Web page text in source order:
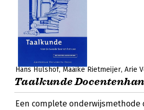
Hans Hulshof Maaike Rietmeijer Arie
Taalkunde
Een complete onderwijsmethode